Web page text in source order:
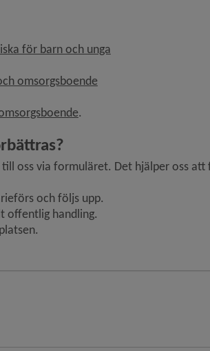
för barn och unga
omsorgsboende
.
oss via formuläret. Det hjälper oss
och följs upp.
offentlig handling.